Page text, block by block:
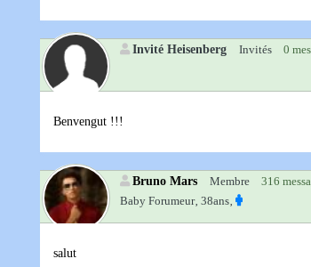
Invité Heisenberg Invités 0
Benvengut !!!
Bruno Mars Membre
316
Baby Forumeur‚ 38ans‚
salut